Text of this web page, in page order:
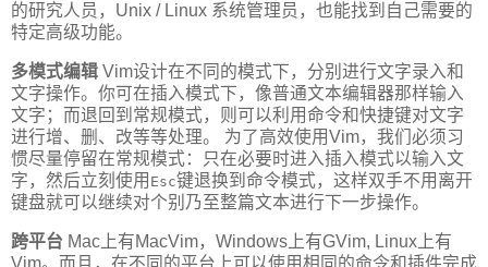
的研究人员，Unix / Linux 系统管理员，也能找到自己需要的
特定高级功能。
多模式编辑 Vim设计在不同的模式下，分别进行文字录入和
文字操作。你可在插入模式下，像普通文本编辑器那样输入
文字；而退回到常规模式，则可以利用命令和快捷键对文字
进行增、删、改等等处理。 为了高效使用Vim，我们必须习
惯尽量停留在常规模式：只在必要时进入插入模式以输入文
字，然后立刻使用 Esc键退换到命令模式，这样双手不用离开
键盘就可以继续对个别乃至整篇文本进行下一步操作。
跨平台 Mac上有MacVim，Windows上有GVim, Linux上有
Vim。而且，在不同的平台上可以使用相同的命令和插件完成